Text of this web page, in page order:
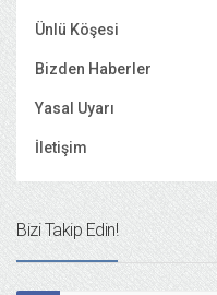
Ünlü Köşesi
Bizden Haberler
Yasal Uyarı
İletişim
Bizi Takip Edin!